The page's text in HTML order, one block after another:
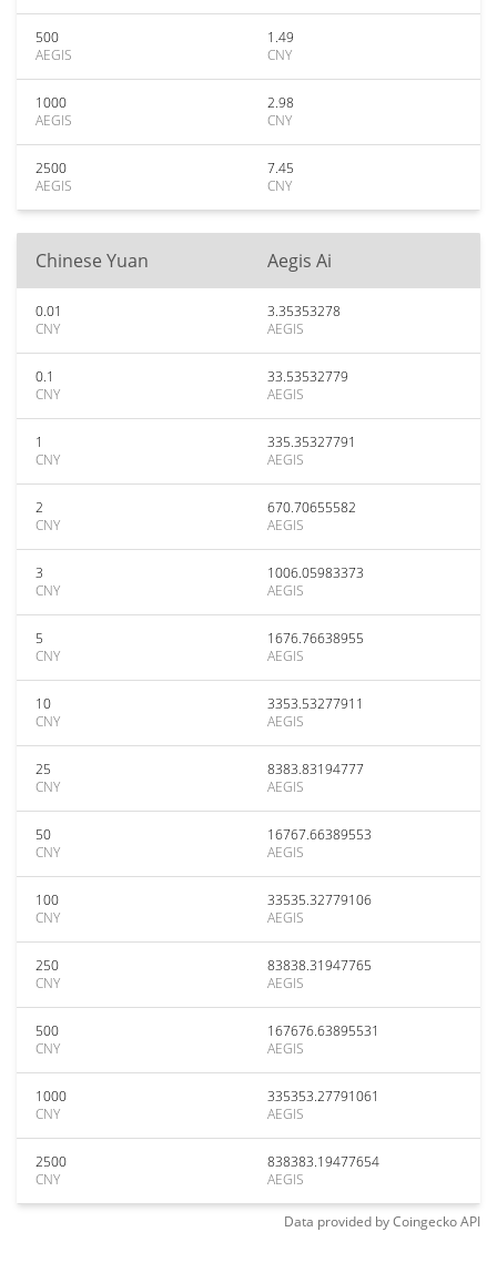
500
AEGIS
1.49
CNY
1000
AEGIS
2.98
CNY
2500
AEGIS
7.45
CNY
Chinese Yuan Aegis Ai
0.01
CNY
3.35353278
AEGIS
0.1
CNY
33.53532779
AEGIS
1
CNY
335.35327791
AEGIS
2
CNY
670.70655582
AEGIS
3
CNY
1006.05983373
AEGIS
5
CNY
1676.76638955
AEGIS
10
CNY
3353.53277911
AEGIS
25
CNY
8383.83194777
AEGIS
50
CNY
16767.66389553
AEGIS
100
CNY
33535.32779106
AEGIS
250
CNY
83838.31947765
AEGIS
500
CNY
167676.63895531
AEGIS
1000
CNY
335353.27791061
AEGIS
2500
CNY
838383.19477654
AEGIS
Data provided byCoingeckoAPI